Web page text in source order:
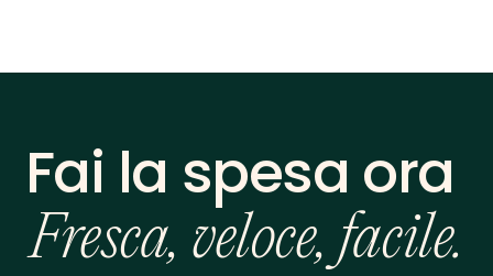
Fai la spesa ora
Fresca, veloce, facile.